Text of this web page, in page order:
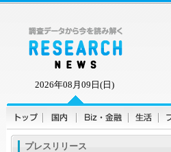
2026年08月09日(日)
プレスリリース